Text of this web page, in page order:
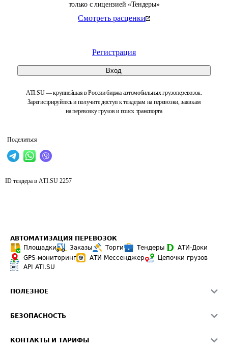
только с лицензией «Тендеры»
Смотреть расценки
Регистрация
Вход
ATI.SU — крупнейшая в России биржа автомобильных грузоперевозок.
Зарегистрируйтесь и получите доступ к тендерам на перевозки, заявкам
на перевозку грузов и поиск транспорта
Поделиться
ID тендера в ATI.SU 2257
АВТОМАТИЗАЦИЯ ПЕРЕВОЗОК
Площадки
Заказы Торги Тендеры
АТИ-Доки
GPS-мониторинг
АТИ Мессенджер
Цепочки грузов
API ATI.SU
ПОЛЕЗНОЕ
Звезды ATI.SU на вашем сайте
БЕЗОПАСНОСТЬ
КОНТАКТЫ И ТАРИФЫ